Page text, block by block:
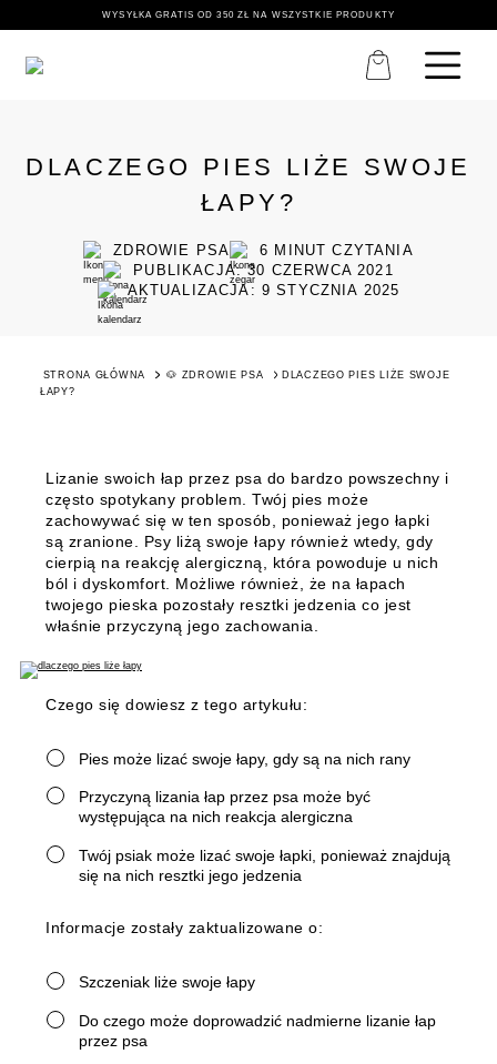
WYSYŁKA GRATIS OD 350 ZŁ NA WSZYSTKIE PRODUKTY
DLACZEGO PIES LIŻE SWOJE
ŁAPY?
ZDROWIE PSA 6 MINUT CZYTANIA
PUBLIKACJA: 30 CZERWCA 2021
AKTUALIZACJA: 9 STYCZNIA 2025
STRONA GŁÓWNA 🐶 ZDROWIE PSA
DLACZEGO PIES LIŻE SWOJE
ŁAPY?
Lizanie swoich łap przez psa do bardzo powszechny i
często spotykany problem. Twój pies może
zachowywać się w ten sposób, ponieważ jego łapki
są zranione. Psy liżą swoje łapy również wtedy, gdy
cierpią na reakcję alergiczną, która powoduje u nich
ból i dyskomfort. Możliwe również, że na łapach
twojego pieska pozostały resztki jedzenia co jest
właśnie przyczyną jego zachowania.
Czego się dowiesz z tego artykułu:
Pies może lizać swoje łapy, gdy są na nich rany
Przyczyną lizania łap przez psa może być
występująca na nich reakcja alergiczna
Twój psiak może lizać swoje łapki, ponieważ znajdują
się na nich resztki jego jedzenia
Informacje zostały zaktualizowane o:
Szczeniak liże swoje łapy
Do czego może doprowadzić nadmierne lizanie łap
przez psa